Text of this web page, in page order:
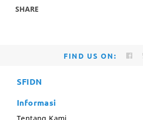
SHARE
FIND US ON:
SFIDN
Informasi